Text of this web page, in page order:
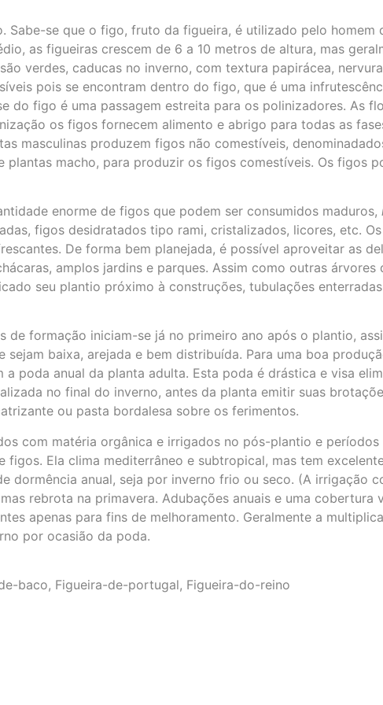
se que o figo, fruto da figueira, é utilizado pelo homem
as figueiras crescem de 6 a 10 metros de altura, mas
verdes, caducas no inverno, com textura papirácea,
pois se encontram dentro do figo, que é uma
figo é uma passagem estreita para os polinizadores. As
os figos fornecem alimento e abrigo para todas as
masculinas produzem figos não comestíveis,
macho, para produzir os figos comestíveis. Os figos
enorme de figos que podem ser consumidos maduros,
figos desidratados tipo rami, cristalizados, licores, etc.
De forma bem planejada, é possível aproveitar as
amplos jardins e parques. Assim como outras árvores
seu plantio próximo à construções, tubulações
formação iniciam-se já no primeiro ano após o plantio,
baixa, arejada e bem distribuída. Para uma boa
poda anual da planta adulta. Esta poda é drástica e visa
no final do inverno, antes da planta emitir suas
ou pasta bordalesa sobre os ferimentos.
com matéria orgânica e irrigados no pós-plantio e
Ela clima mediterrâneo e subtropical, mas tem
dormência anual, seja por inverno frio ou seco. (A irrigação
rebrota na primavera. Adubações anuais e uma
apenas para fins de melhoramento. Geralmente a
por ocasião da poda.
baco, Figueira-de-portugal, Figueira-do-reino